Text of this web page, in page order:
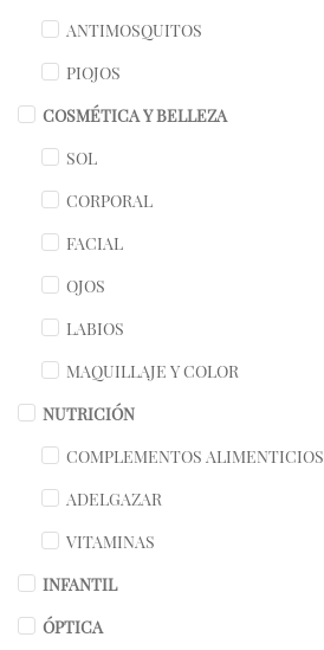
ANTIMOSQUITOS
PIOJOS
COSMÉTICA Y BELLEZA
SOL
CORPORAL
FACIAL
OJOS
LABIOS
MAQUILLAJE Y COLOR
NUTRICIÓN
COMPLEMENTOS ALIMENTICIOS
ADELGAZAR
VITAMINAS
INFANTIL
ÓPTICA